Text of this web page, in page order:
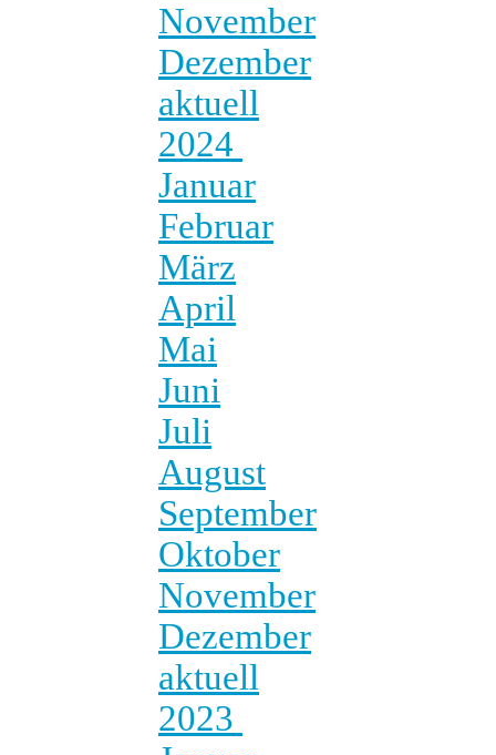
November
Dezember
aktuell
2024
Januar
Februar
März
April
Mai
Juni
Juli
August
September
Oktober
November
Dezember
aktuell
2023